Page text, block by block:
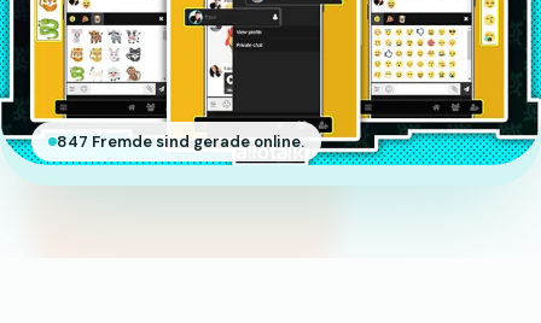
847 Fremde sind gerade online.